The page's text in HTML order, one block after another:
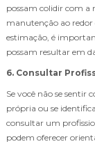
possam colidir com
manutenção ao redor
estimação, é
possam resultar em
6. Consultar
Se você não se
própria ou se
consultar um
podem oferecer